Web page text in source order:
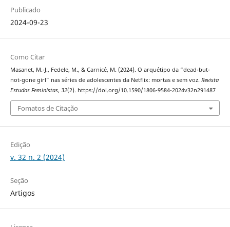
Publicado
2024-09-23
Como Citar
Masanet, M.-J., Fedele, M., & Carnicé, M. (2024). O arquétipo da “dead-but-
not-gone girl” nas séries de adolescentes da Netflix: mortas e sem voz. Revista
Estudos Feministas, 32(2). https://doi.org/10.1590/1806-9584-2024v32n291487
Fomatos de Citação
Edição
v. 32 n. 2 (2024)
Seção
Artigos